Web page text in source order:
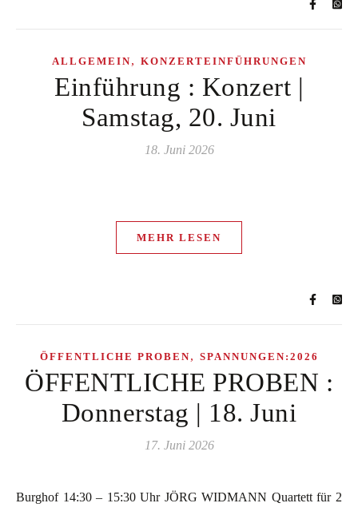
ALLGEMEIN, KONZERTEINFÜHRUNGEN
Einführung : Konzert |
Samstag, 20. Juni
18. Juni 2026
MEHR LESEN
ÖFFENTLICHE PROBEN, SPANNUNGEN:2026
ÖFFENTLICHE PROBEN :
Donnerstag | 18. Juni
17. Juni 2026
Burghof 14:30 – 15:30 Uhr JÖRG WIDMANN Quartett für 2